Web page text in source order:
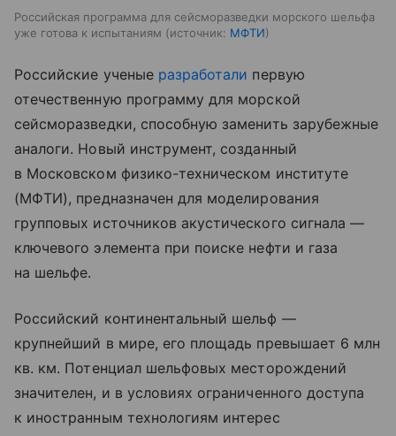
Российская программа для сейсморазведки морского шельфа
уже готова к испытаниям
источник: МФТИ
Российские ученые разработали первую
отечественную программу для морской
сейсморазведки, способную заменить зарубежные
аналоги. Новый инструмент, созданный
в Московском физико-техническом институте
(МФТИ), предназначен для моделирования
групповых источников акустического сигнала —
ключевого элемента при поиске нефти и газа
на шельфе.
Российский континентальный шельф —
крупнейший в мире, его площадь превышает 6 млн
кв. км. Потенциал шельфовых месторождений
значителен, и в условиях ограниченного доступа
к иностранным технологиям интерес